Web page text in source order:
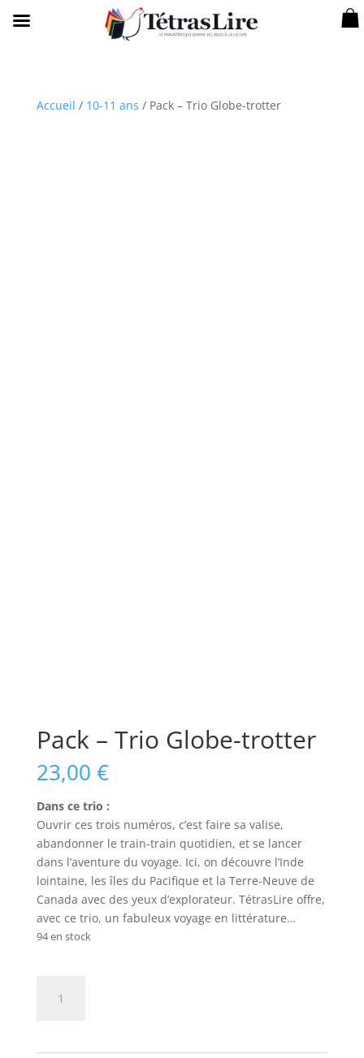
Accueil / 10-11 ans / Pack – Trio Globe-trotter
Pack – Trio Globe-trotter
23,00 €
Dans ce trio :
Ouvrir ces trois numéros, c’est faire sa valise,
abandonner le train-train quotidien, et se lancer
dans l’aventure du voyage. Ici, on découvre l’Inde
lointaine, les îles du Pacifique et la Terre-Neuve de
Canada avec des yeux d’explorateur. TétrasLire offre,
avec ce trio, un fabuleux voyage en littérature…
94 en stock